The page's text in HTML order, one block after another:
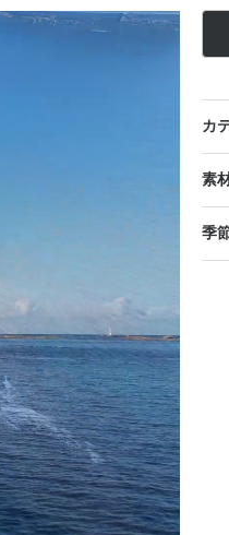
カ
素
季